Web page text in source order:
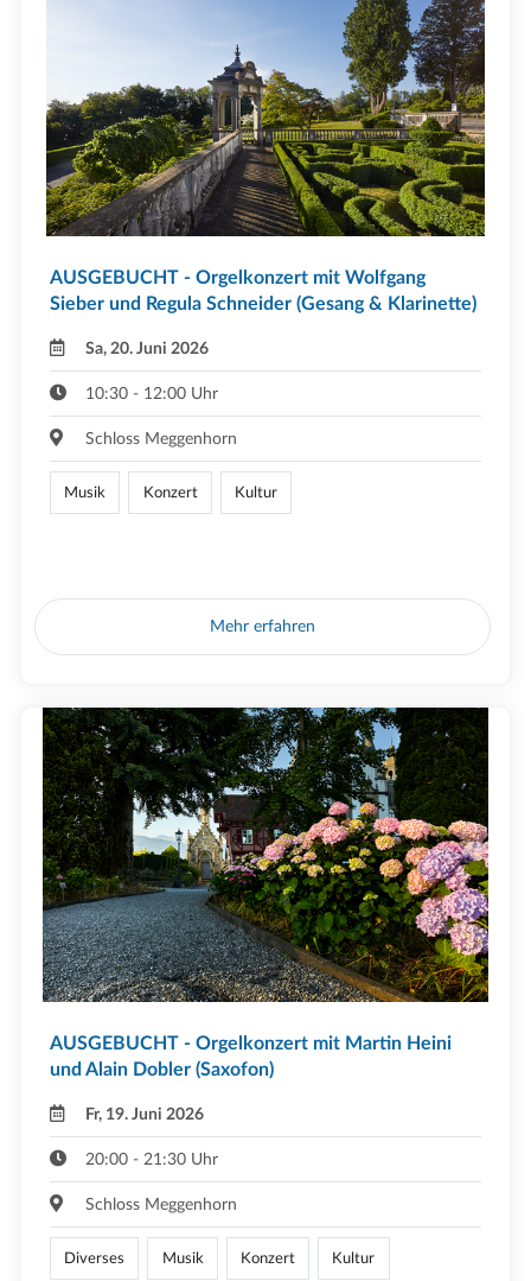
AUSGEBUCHT - Orgelkonzert mit Wolfgang
Sieber und Regula Schneider (Gesang & Klarinette)
Sa, 20. Juni 2026
10:30 - 12:00 Uhr
Schloss Meggenhorn
Musik Konzert Kultur
Mehr erfahren
AUSGEBUCHT - Orgelkonzert mit Martin Heini
und Alain Dobler (Saxofon)
Fr, 19. Juni 2026
20:00 - 21:30 Uhr
Schloss Meggenhorn
Diverses Musik Konzert Kultur